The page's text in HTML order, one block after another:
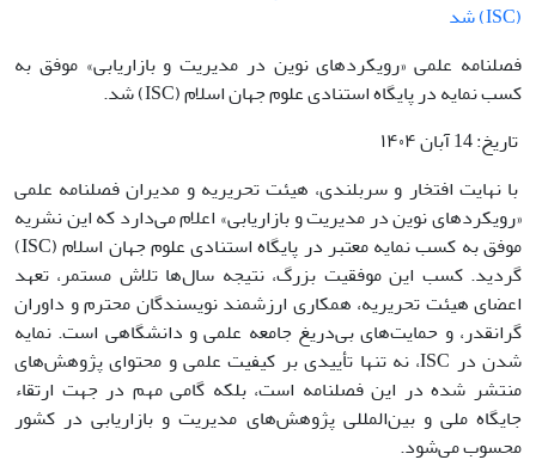
فصلنامه علمی «رویکردهای نوین در مدیریت و بازاریابی» موفق به
کسب نمایه در پایگاه استنادی علوم جهان اسلام (ISC) شد.
تاریخ: 14 آبان ۱۴۰۴
با نهایت افتخار و سربلندی، هیئت تحریریه و مدیران فصلنامه علمی
«رویکردهای نوین در مدیریت و بازاریابی» اعلام می‌دارد که این نشریه
موفق به کسب نمایه معتبر در پایگاه استنادی علوم جهان اسلام (ISC)
گردید. کسب این موفقیت بزرگ، نتیجه سال‌ها تلاش مستمر، تعهد
اعضای هیئت تحریریه، همکاری ارزشمند نویسندگان محترم و داوران
گرانقدر، و حمایت‌های بی‌دریغ جامعه علمی و دانشگاهی است. نمایه
شدن در ISC، نه تنها تأییدی بر کیفیت علمی و محتوای پژوهش‌های
منتشر شده در این فصلنامه است، بلکه گامی مهم در جهت ارتقاء
جایگاه ملی و بین‌المللی پژوهش‌های مدیریت و بازاریابی در کشور
محسوب می‌شود.